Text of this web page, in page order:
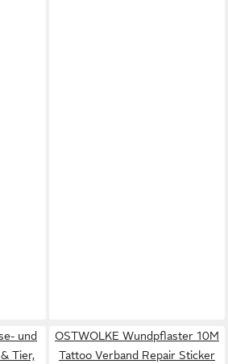
und
Tier,
OSTWOLKE Wundpflaster 10M
Tattoo Verband Repair Sticker